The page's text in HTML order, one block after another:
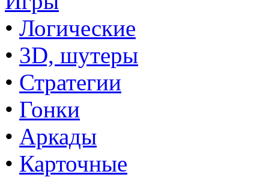
• Логические
• 3D, шутеры
• Стратегии
• Гонки
• Аркады
• Карточные